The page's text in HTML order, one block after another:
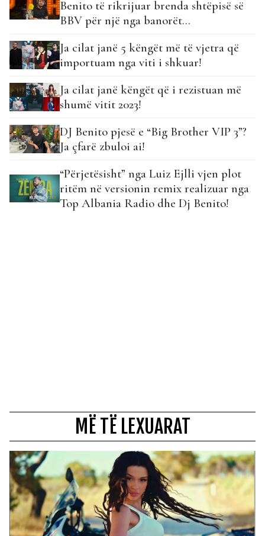
Benito të rikrijuar brenda shtëpisë së
BBV për një nga banorët…
Ja cilat janë 5 këngët më të vjetra që
importuam nga viti i shkuar!
Ja cilat janë këngët që i rezistuan më
shumë vitit 2023!
DJ Benito pjesë e “Big Brother VIP 3”?
Ja çfarë zbuloi ai!
“Përjetësisht” nga Luiz Ejlli vjen plot
ritëm në versionin remix realizuar nga
Top Albania Radio dhe Dj Benito!
MË TË LEXUARAT